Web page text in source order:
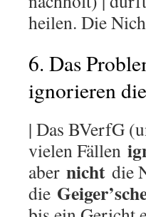
heilen. Die
6. Das
ignorieren
| Das BVerfG
vielen Fällen
aber nicht die
die